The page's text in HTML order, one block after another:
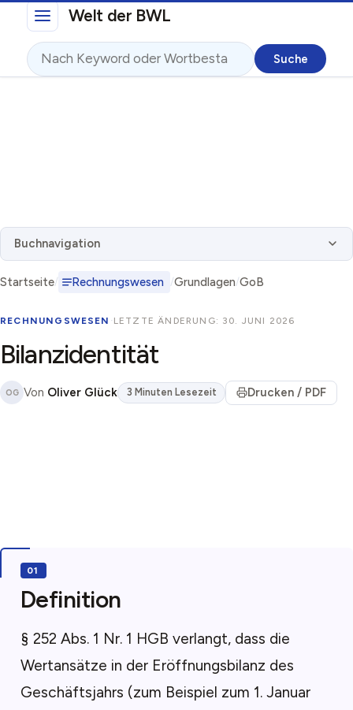
Direkt zum InhaltWelt der BWL
Suche
Buchnavigation
Startseite Rechnungswesen Grundlagen GoB
RECHNUNGSWESEN · LETZTE ÄNDERUNG: 30. JUNI 2026
Bilanzidentität
OG Von Oliver Glück 3 Minuten Lesezeit Drucken / PDF
Definition
§ 252 Abs. 1 Nr. 1 HGB verlangt, dass die
Wertansätze in der Eröffnungsbilanz des
Geschäftsjahrs (zum Beispiel zum 1. Januar